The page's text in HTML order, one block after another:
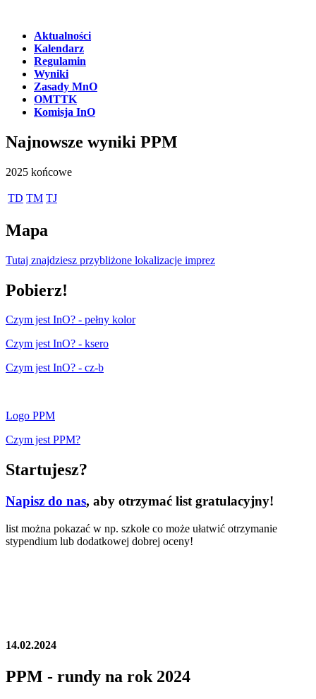
Aktualności
Kalendarz
Regulamin
Wyniki
Zasady MnO
OMTTK
Komisja InO
Najnowsze wyniki PPM
2025 końcowe
TD TM TJ
Mapa
Tutaj znajdziesz przybliżone lokalizacje imprez
Pobierz!
Czym jest InO? - pełny kolor
Czym jest InO? - ksero
Czym jest InO? - cz-b
Logo PPM
Czym jest PPM?
Startujesz?
Napisz do nas, aby otrzymać list gratulacyjny!
list można pokazać w np. szkole co może ułatwić otrzymanie
stypendium lub dodatkowej dobrej oceny!
14.02.2024
PPM - rundy na rok 2024